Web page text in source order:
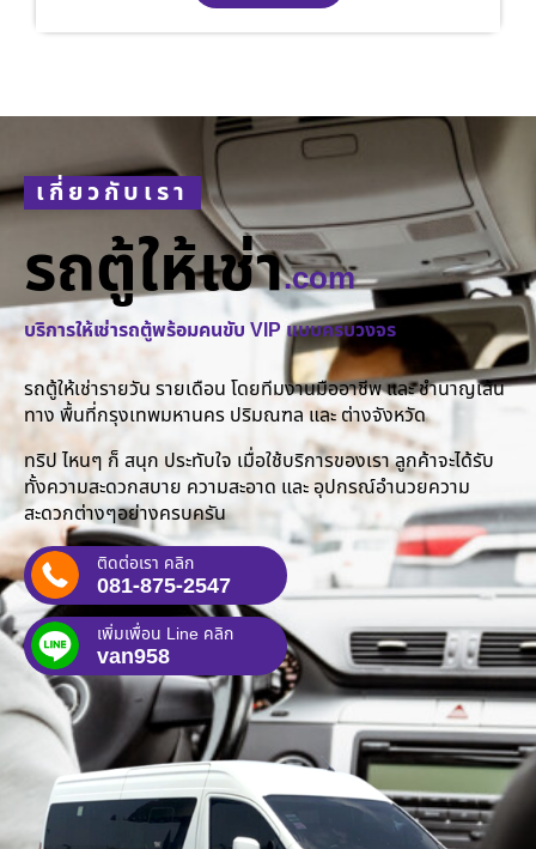
เกี่ยวกับเรา
รถตู้ให้เช่า.com
บริการให้เช่ารถตู้พร้อมคนขับ VIP แบบครบวงจร
รถตู้ให้เช่ารายวัน รายเดือน โดยทีมงานมืออาชีพ และ ชำนาญเส้น
ทาง พื้นที่กรุงเทพมหานคร ปริมณฑล และ ต่างจังหวัด
ทริป ไหนๆ ก็ สนุก ประทับใจ เมื่อใช้บริการของเรา ลูกค้าจะได้รับ
ทั้งความสะดวกสบาย ความสะอาด และ อุปกรณ์อำนวยความ
สะดวกต่างๆอย่างครบครัน
ติดต่อเรา คลิก
081-875-2547
เพิ่มเพื่อน Line คลิก
van958